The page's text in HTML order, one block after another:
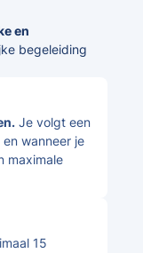
en
begeleiding
Je volgt een
wanneer je
maximale
15